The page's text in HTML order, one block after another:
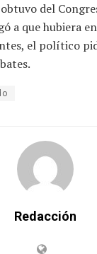
del
a que hubiera
el político
Redacción